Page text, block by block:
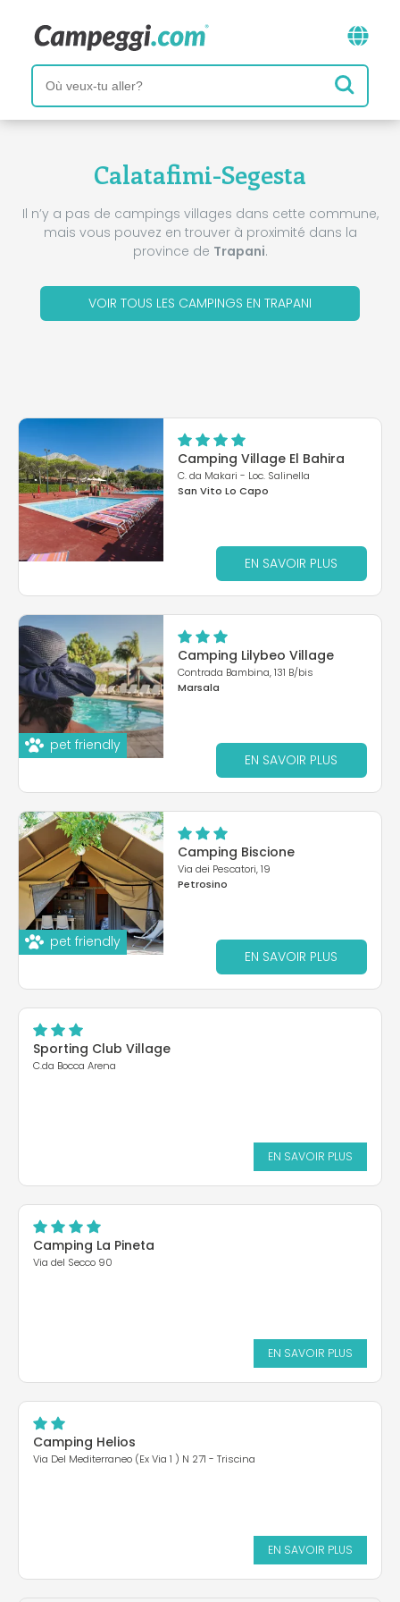
Calatafimi-Segesta
Il n’y a pas de campings villages dans cette commune,
mais vous pouvez en trouver à proximité dans la
province de Trapani.
VOIR TOUS LES CAMPINGS EN TRAPANI
Camping Village El Bahira
C. da Makari - Loc. Salinella
San Vito Lo Capo
EN SAVOIR PLUS
pet friendly
Camping Lilybeo Village
Contrada Bambina, 131 B/bis
Marsala
EN SAVOIR PLUS
pet friendly
Camping Biscione
Via dei Pescatori, 19
Petrosino
EN SAVOIR PLUS
Sporting Club Village
C.da Bocca Arena
EN SAVOIR PLUS
Camping La Pineta
Via del Secco 90
EN SAVOIR PLUS
Camping Helios
Via Del Mediterraneo (Ex Via 1 ) N 271 - Triscina
EN SAVOIR PLUS